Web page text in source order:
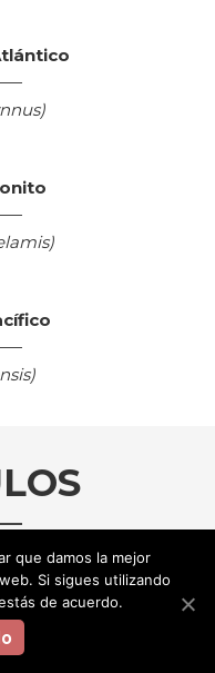
derechos reservados.
que damos la mejor
Si sigues utilizando
de acuerdo.